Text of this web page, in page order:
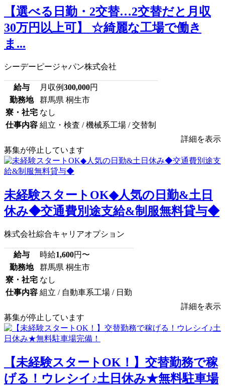
【選べる日勤・2交替…2交替だと月収
30万円以上可】 ☆綺麗な工場で働き
ま...
シーデーピージャパン株式会社
給与 月収例300,000円
勤務地
群馬県 桐生市
寮・社宅 なし
仕事内容 組立・検査 / 機械系工場 / 交替制
詳細を表示
募集が停止しています
未経験スタートOK◆人気の日勤&土日
休み◆交通費別途支給&制服無料貸与◆
株式会社綜合キャリアオプション
給与 時給1,600円〜
勤務地
群馬県 桐生市
寮・社宅 なし
仕事内容 組立 / 自動車系工場 / 日勤
詳細を表示
募集が停止しています
【未経験スタートOK！】交替勤務で稼
げる！ウレシイ♪土日休み★無料駐車場